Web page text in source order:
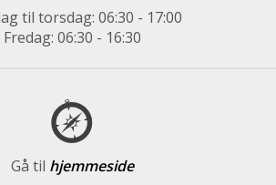
til torsdag: 06:30 - 17:00
Fredag: 06:30 - 16:30
Gå til hjemmeside